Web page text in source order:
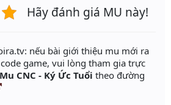
Hãy đánh giá MU này!
nếu bài giới thiệu mu mới ra
game, vui lòng tham gia trực
Mu CNC - Ký Ức Tuổi theo đường